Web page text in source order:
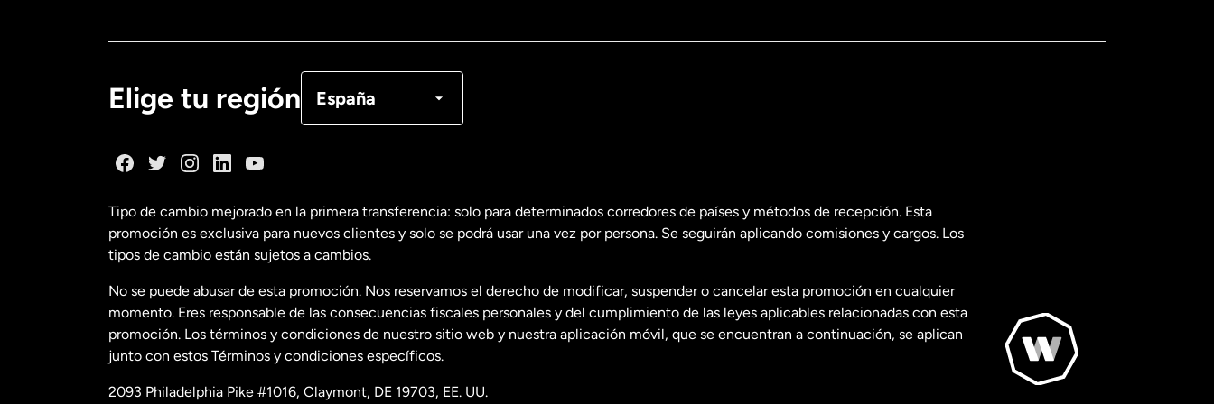
Elige tu región España
Estados Unidos English
Estados Unidos Español
Francia
Tipo de cambio mejorado en la primera transferencia: solo para determinados corredores de países y métodos de recepción. Esta
promoción es exclusiva para nuevos clientes y solo se podrá usar una vez por persona. Se seguirán aplicando comisiones y cargos. Los
tipos de cambio están sujetos a cambios.
No se puede abusar de esta promoción. Nos reservamos el derecho de modificar, suspender o cancelar esta promoción en cualquier
momento. Eres responsable de las consecuencias fiscales personales y del cumplimiento de las leyes aplicables relacionadas con esta
promoción. Los términos y condiciones de nuestro sitio web y nuestra aplicación móvil, que se encuentran a continuación, se aplican
junto con estos Términos y condiciones específicos.
2093 Philadelphia Pike #1016, Claymont, DE 19703, EE. UU.